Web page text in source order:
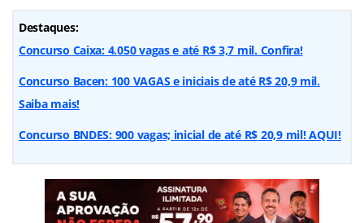
Destaques:
Concurso Caixa: 4.050 vagas e até R$ 3,7 mil. Confira!
Concurso Bacen: 100 VAGAS e iniciais de até R$ 20,9 mil.
Saiba mais!
Concurso BNDES: 900 vagas; inicial de até R$ 20,9 mil! AQUI!